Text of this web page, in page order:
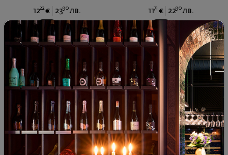
1222 € 2390 лв. 1171 € 2290 лв.